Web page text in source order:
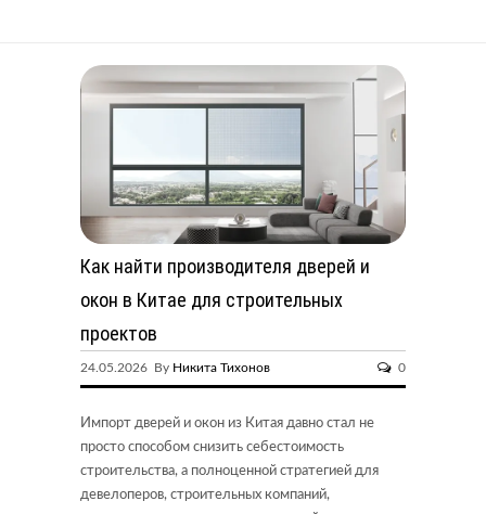
Как найти производителя дверей и
окон в Китае для строительных
проектов
24.05.2026 By Никита Тихонов 0
Импорт дверей и окон из Китая давно стал не
просто способом снизить себестоимость
строительства, а полноценной стратегией для
девелоперов, строительных компаний,